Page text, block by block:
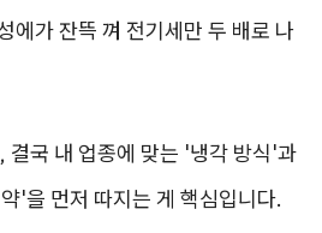
에가 잔뜩 껴 전기세만 두 배로 나
, 결국 내 업종에 맞는 '냉각 방식'과
'을 먼저 따지는 게 핵심입니다.